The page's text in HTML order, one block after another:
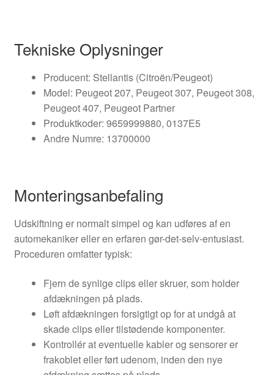
Tekniske Oplysninger
Producent: Stellantis (Citroën/Peugeot)
Model: Peugeot 207, Peugeot 307, Peugeot 308,
Peugeot 407, Peugeot Partner
Produktkoder: 9659999880, 0137E5
Andre Numre: 13700000
Monteringsanbefaling
Udskiftning er normalt simpel og kan udføres af en
automekaniker eller en erfaren gør-det-selv-entusiast.
Proceduren omfatter typisk:
Fjern de synlige clips eller skruer, som holder
afdækningen på plads.
Løft afdækningen forsigtigt op for at undgå at
skade clips eller tilstødende komponenter.
Kontrollér at eventuelle kabler og sensorer er
frakoblet eller ført udenom, inden den nye